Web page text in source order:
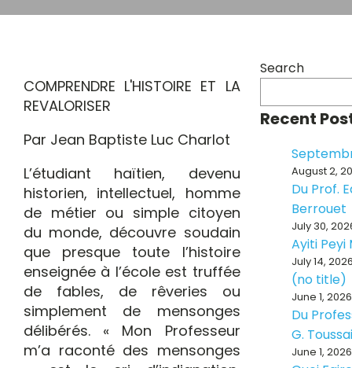
COMPRENDRE L'HISTOIRE ET LA
REVALORISER
Par Jean Baptiste Luc Charlot
L’étudiant haïtien, devenu
historien, intellectuel, homme
de métier ou simple citoyen
du monde, découvre soudain
que presque toute l’histoire
enseignée à l’école est truffée
de fables, de rêveries ou
simplement de mensonges
délibérés. « Mon Professeur
m’a raconté des mensonges
Search
Recent
August 2,
Du Prof.
Berrouet
July 30,
Ayiti Peyi
July 14,
(no title)
June 1, 2026
Du
G.
June 1, 2026